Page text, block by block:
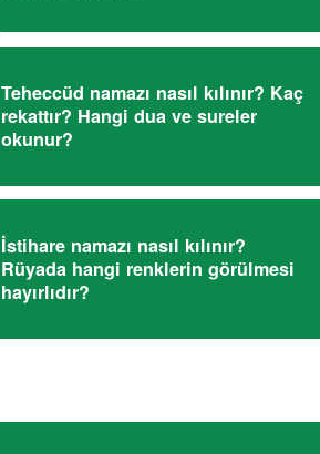
Teheccüd namazı nasıl kılınır? Kaç
rekattır? Hangi dua ve sureler
okunur?
İstihare namazı nasıl kılınır?
Rüyada hangi renklerin görülmesi
hayırlıdır?